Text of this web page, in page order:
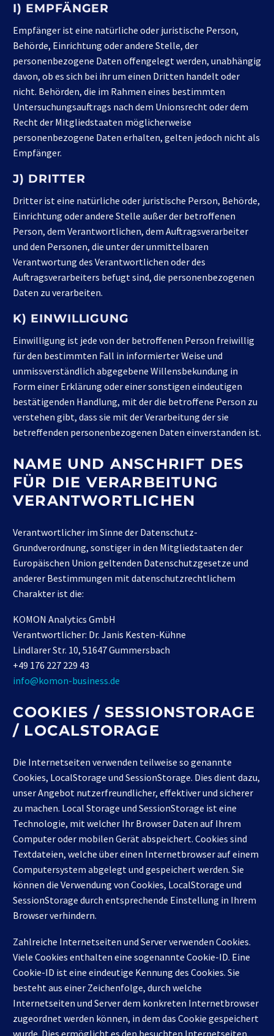
I) EMPFÄNGER
Empfänger ist eine natürliche oder juristische Person,
Behörde, Einrichtung oder andere Stelle, der
personenbezogene Daten offengelegt werden, unabhängig
davon, ob es sich bei ihr um einen Dritten handelt oder
nicht. Behörden, die im Rahmen eines bestimmten
Untersuchungsauftrags nach dem Unionsrecht oder dem
Recht der Mitgliedstaaten möglicherweise
personenbezogene Daten erhalten, gelten jedoch nicht als
Empfänger.
J) DRITTER
Dritter ist eine natürliche oder juristische Person, Behörde,
Einrichtung oder andere Stelle außer der betroffenen
Person, dem Verantwortlichen, dem Auftragsverarbeiter
und den Personen, die unter der unmittelbaren
Verantwortung des Verantwortlichen oder des
Auftragsverarbeiters befugt sind, die personenbezogenen
Daten zu verarbeiten.
K) EINWILLIGUNG
Einwilligung ist jede von der betroffenen Person freiwillig
für den bestimmten Fall in informierter Weise und
unmissverständlich abgegebene Willensbekundung in
Form einer Erklärung oder einer sonstigen eindeutigen
bestätigenden Handlung, mit der die betroffene Person zu
verstehen gibt, dass sie mit der Verarbeitung der sie
betreffenden personenbezogenen Daten einverstanden ist.
NAME UND ANSCHRIFT DES
FÜR DIE VERARBEITUNG
VERANTWORTLICHEN
Verantwortlicher im Sinne der Datenschutz-
Grundverordnung, sonstiger in den Mitgliedstaaten der
Europäischen Union geltenden Datenschutzgesetze und
anderer Bestimmungen mit datenschutzrechtlichem
Charakter ist die:
KOMON Analytics GmbH
Verantwortlicher: Dr. Janis Kesten-Kühne
Lindlarer Str. 10, 51647 Gummersbach
+49 176 227 229 43
info@komon-business.de
COOKIES / SESSIONSTORAGE
/ LOCALSTORAGE
Die Internetseiten verwenden teilweise so genannte
Cookies, LocalStorage und SessionStorage. Dies dient dazu,
unser Angebot nutzerfreundlicher, effektiver und sicherer
zu machen. Local Storage und SessionStorage ist eine
Technologie, mit welcher Ihr Browser Daten auf Ihrem
Computer oder mobilen Gerät abspeichert. Cookies sind
Textdateien, welche über einen Internetbrowser auf einem
Computersystem abgelegt und gespeichert werden. Sie
können die Verwendung von Cookies, LocalStorage und
SessionStorage durch entsprechende Einstellung in Ihrem
Browser verhindern.
Zahlreiche Internetseiten und Server verwenden Cookies.
Viele Cookies enthalten eine sogenannte Cookie-ID. Eine
Cookie-ID ist eine eindeutige Kennung des Cookies. Sie
besteht aus einer Zeichenfolge, durch welche
Internetseiten und Server dem konkreten Internetbrowser
zugeordnet werden können, in dem das Cookie gespeichert
wurde. Dies ermöglicht es den besuchten Internetseiten